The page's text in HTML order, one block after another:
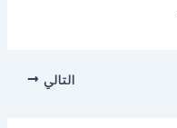
التالي